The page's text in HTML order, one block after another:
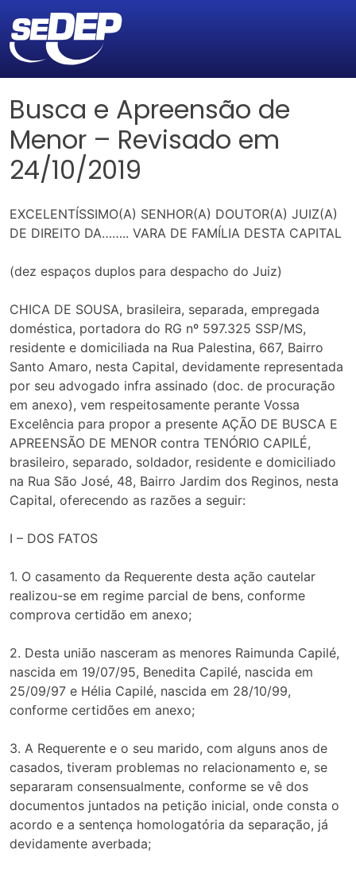
Busca e Apreensão de
Menor – Revisado em
24/10/2019
EXCELENTÍSSIMO(A) SENHOR(A) DOUTOR(A) JUIZ(A)
DE DIREITO DA…….. VARA DE FAMÍLIA DESTA CAPITAL
(dez espaços duplos para despacho do Juiz)
CHICA DE SOUSA, brasileira, separada, empregada
doméstica, portadora do RG nº 597.325 SSP/MS,
residente e domiciliada na Rua Palestina, 667, Bairro
Santo Amaro, nesta Capital, devidamente representada
por seu advogado infra assinado (doc. de procuração
em anexo), vem respeitosamente perante Vossa
Excelência para propor a presente AÇÃO DE BUSCA E
APREENSÃO DE MENOR contra TENÓRIO CAPILÉ,
brasileiro, separado, soldador, residente e domiciliado
na Rua São José, 48, Bairro Jardim dos Reginos, nesta
Capital, oferecendo as razões a seguir:
I – DOS FATOS
1. O casamento da Requerente desta ação cautelar
realizou-se em regime parcial de bens, conforme
comprova certidão em anexo;
2. Desta união nasceram as menores Raimunda Capilé,
nascida em 19/07/95, Benedita Capilé, nascida em
25/09/97 e Hélia Capilé, nascida em 28/10/99,
conforme certidões em anexo;
3. A Requerente e o seu marido, com alguns anos de
casados, tiveram problemas no relacionamento e, se
separaram consensualmente, conforme se vê dos
documentos juntados na petição inicial, onde consta o
acordo e a sentença homologatória da separação, já
devidamente averbada;